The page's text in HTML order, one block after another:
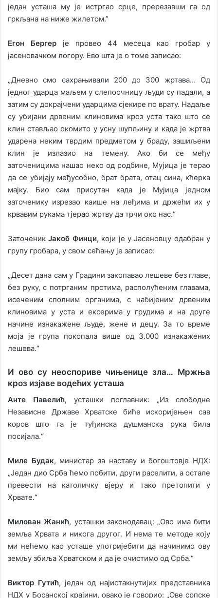
један усташа му је истргао срце, пререзавши га од
гркљана на ниже жилетом.”
Егон Бергер је провео 44 месеца као гробар у
јасеновачком логору. Ево шта је о томе записао:
„Дневно смо сахрањивали 200 до 300 жртава… Од
једног ударца маљем у слепоочницу људи су падали, а
затим су докрајчени ударцима сјекире по врату. Надаље
су убијани дрвеним клиновима кроз уста тако што се
клин стављао окомито у усну шупљину и када је жртва
ударена неким тврдим предметом у браду, зашиљени
клин је излазио на темену. Ако би се међу
заточеницима нашао неко од родбине, Мујица је терао
да се убијају међусобно, брат брата, отац сина, кћерка
мајку. Био сам присутан када је Мујица једном
заточенику изрезао каише на леђима и држећи их у
крвавим рукама тјерао жртву да трчи око нас.“
Заточеник Јакоб Финци, који је у Јасеновцу одабран у
групу гробара, у свом сећању је записао:
„Десет дана сам у Градини закопавао лешеве без главе,
без руку, с потрганим прстима, располућеним главама,
исеченим сполним органима, с набијеним дрвеним
клиновима у уста и ексерима у грудима и на друге
начине изнакажене људе, жене и децу. За то време
моја је група покопала више од 3.000 изнакажених
лешева.“
И ово су неоспориве чињенице зла… Мржња
кроз изјаве водећих усташа
Анте Павелић, усташки поглавник: „Из слободне
Независне Државе Хрватске биће искоријењен сав
коров што га је туђинска душманска рука била
посијала.“
Миле Будак, министар за наставу и богоштовје НДХ:
„Један дио Срба ћемо побити, други раселити, а остале
превести на католичку вјеру и тако претопити у
Хрвате.“
Милован Жанић, усташки законодавац: „Ово има бити
земља Хрвата и никога другог. И нема те методе коју
ми нећемо као усташе употријебити да начинимо ову
земљу збиља Хрватском и да је очистимо од Срба.“
Виктор Гутић, један од најистакнутијих представника
НДХ у Босанској крајини, овако је говорио: „Ове српске